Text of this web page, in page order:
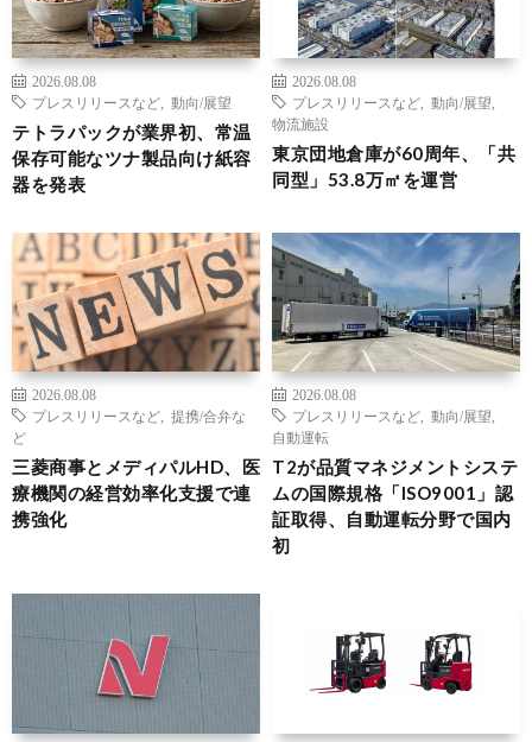
2026.08.08
プレスリリースなど
動向/展望
テトラパックが業界初、常温
保存可能なツナ製品向け紙容
器を発表
2026.08.08
プレスリリースなど
動向/展望
物流施設
東京団地倉庫が60周年、「共
同型」53.8万㎡を運営
2026.08.08
プレスリリースなど
提携/合弁な
ど
三菱商事とメディパルHD、医
療機関の経営効率化支援で連
携強化
2026.08.08
プレスリリースなど
動向/展望
自動運転
T2が品質マネジメントシステ
ムの国際規格「ISO9001」認
証取得、自動運転分野で国内
初